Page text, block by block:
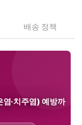
배송 정책
·치주염) 예방까